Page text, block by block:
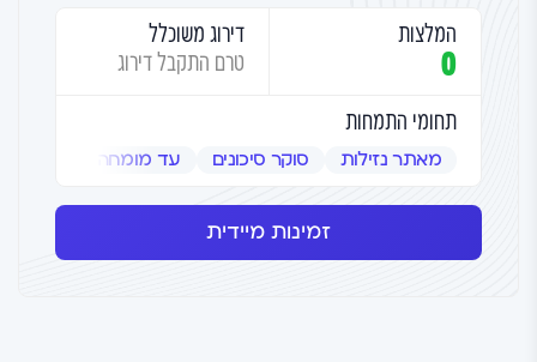
המלצות
0
דירוג משוכלל
טרם התקבל דירוג
תחומי התמחות
מאתר נזילות סוקר סיכונים עד מומחה
זמינות מיידית